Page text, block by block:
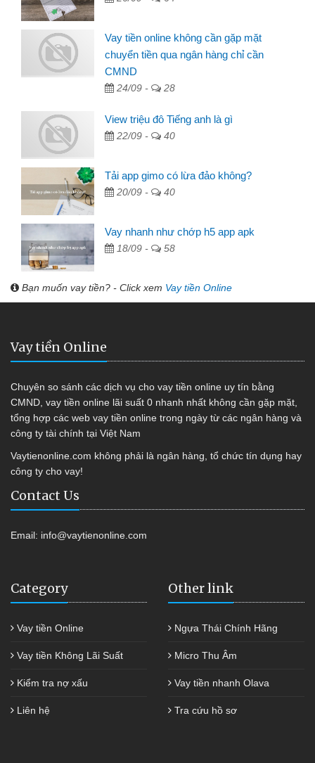
Vay tiền online không cần gặp mặt
chuyển tiền qua ngân hàng chỉ cần
CMND
24/09 - 28
View triệu đô Tiếng anh là gì
22/09 - 40
Tải app gimo có lừa đảo không?
20/09 - 40
Vay nhanh như chớp h5 app apk
18/09 - 58
Bạn muốn vay tiền? - Click xem Vay tiền Online
Vay tiền Online
Chuyên so sánh các dịch vụ cho vay tiền online uy tín bằng
CMND, vay tiền online lãi suất 0 nhanh nhất không cần gặp mặt,
tổng hợp các web vay tiền online trong ngày từ các ngân hàng và
công ty tài chính tại Việt Nam
Vaytienonline.com không phải là ngân hàng, tổ chức tín dụng hay
công ty cho vay!
Contact Us
Email: info@vaytienonline.com
Category
Vay tiền Online
Vay tiền Không Lãi Suất
Kiểm tra nợ xấu
Liên hệ
Other link
Ngựa Thái Chính Hãng
Micro Thu Âm
Vay tiền nhanh Olava
Tra cứu hồ sơ